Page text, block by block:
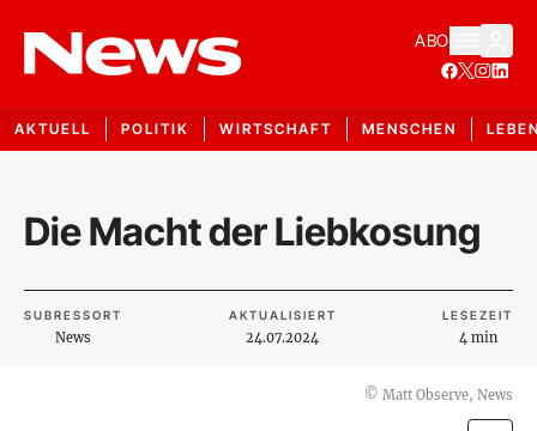
ABO
AKTUELL POLITIK WIRTSCHAFT MENSCHEN
Die Macht der Liebkosung
SUBRESSORT
News
AKTUALISIERT
24.07.2024
LESEZEIT
4 min
© Matt Observe, News